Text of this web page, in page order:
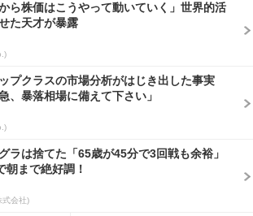
から株価はこうやって動いていく」世界的活
た天才が暴露
プクラスの市場分析がはじき出した事実
急、暴落相場に備えて下さい」
ラは捨てた「65歳が45分で3回戦も余裕」
朝まで絶好調！
式会社)